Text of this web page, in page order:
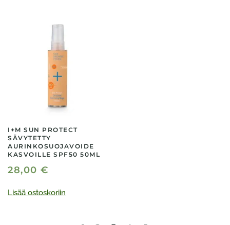
I+M SUN PROTECT
SÄVYTETTY
AURINKOSUOJAVOIDE
KASVOILLE SPF50 50ML
28,00 €
Lisää ostoskoriin